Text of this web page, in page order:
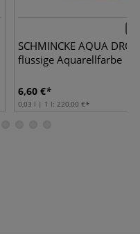
SCHMINCKE AQUA DROP
flüssige Aquarellfarbe
6,60 €
0,03 l | 1 l: 220,00 €